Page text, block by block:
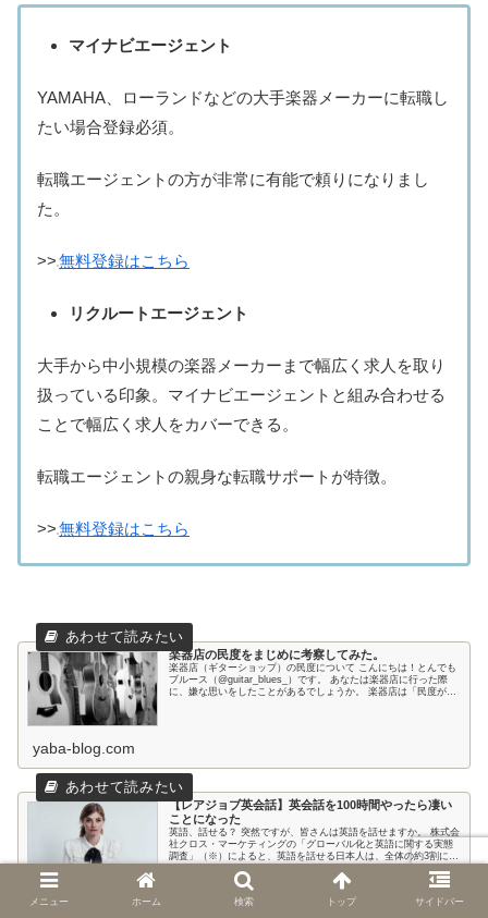
マイナビエージェント
YAMAHA、ローランドなどの大手楽器メーカーに転職し
たい場合登録必須。
転職エージェントの方が非常に有能で頼りになりまし
た。
>>無料登録はこちら
リクルートエージェント
大手から中小規模の楽器メーカーまで幅広く求人を取り
扱っている印象。マイナビエージェントと組み合わせる
ことで幅広く求人をカバーできる。
転職エージェントの親身な転職サポートが特徴。
>>無料登録はこちら
楽器店の民度をまじめに考察してみた。
楽器店（ギターショップ）の民度について こんにちは！とんでも
ブルース（@guitar_blues_）です。 あなたは楽器店に行った際
に、嫌な思いをしたことがあるでしょうか。 楽器店は「民度が低
yaba-blog.com
【レアジョブ英会話】英会話を100時間やったら凄い
ことになった
英語、話せる？ 突然ですが、皆さんは英語を話せますか。 株式会
社クロス・マーケティングの「グローバル化と英語に関する実態
調査」（※）によると、英語を話せる日本人は、全体の約3割に留
yaba-blog.com
メニュー ホーム 検索 トップ サイドバー